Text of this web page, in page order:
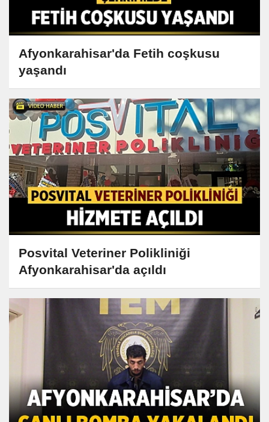
Afyonkarahisar'da Fetih coşkusu
yaşandı
Posvital Veteriner Polikliniği
Afyonkarahisar'da açıldı